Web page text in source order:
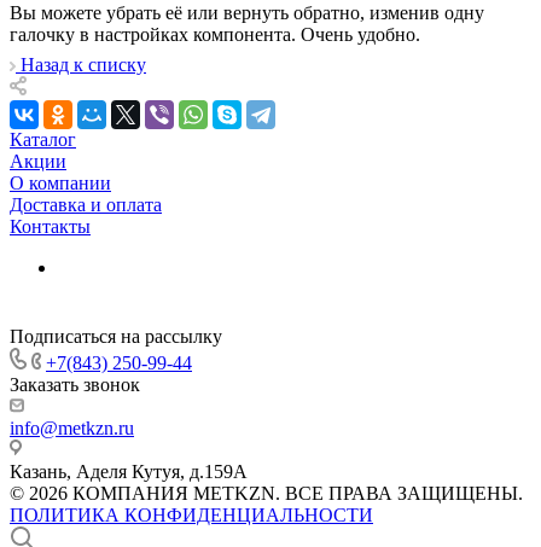
Вы можете убрать её или вернуть обратно, изменив одну
галочку в настройках компонента. Очень удобно.
Назад к списку
Каталог
Акции
О компании
Доставка и оплата
Контакты
Подписаться на рассылку
+7(843) 250-99-44
Заказать звонок
info@metkzn.ru
Казань, Аделя Кутуя, д.159А
© 2026 КОМПАНИЯ METKZN. ВСЕ ПРАВА ЗАЩИЩЕНЫ.
ПОЛИТИКА КОНФИДЕНЦИАЛЬНОСТИ